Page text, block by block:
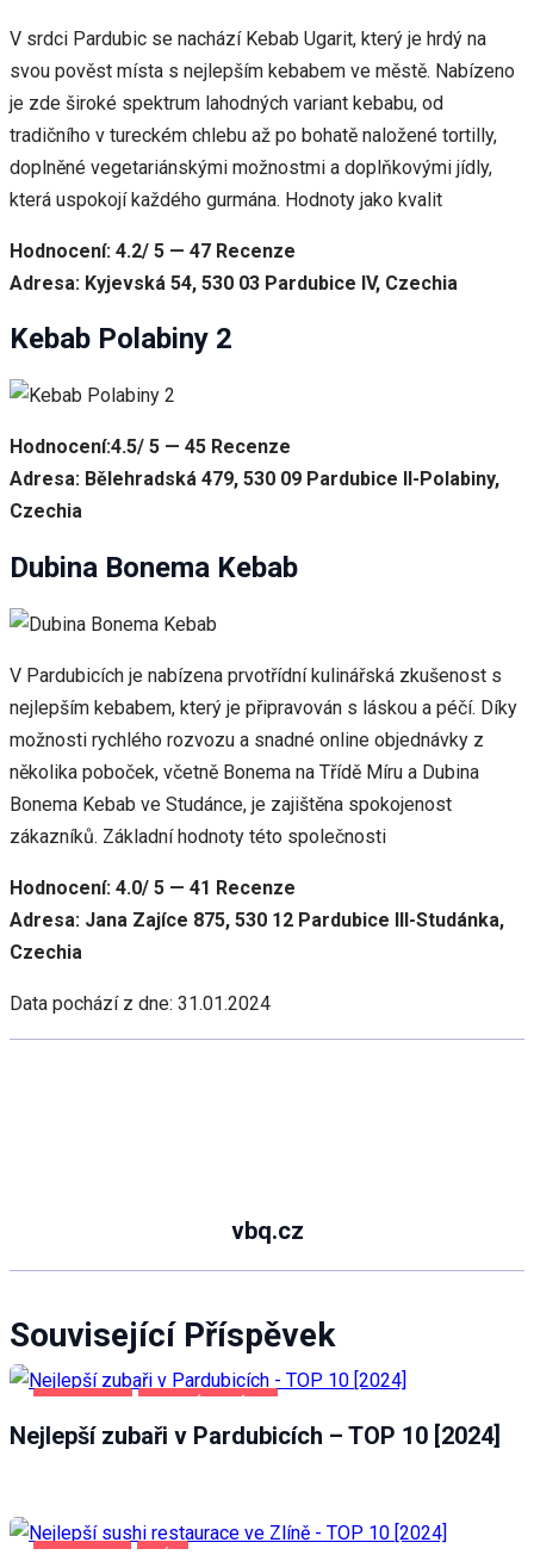
V srdci Pardubic se nachází Kebab Ugarit, který je hrdý na
svou pověst místa s nejlepším kebabem ve městě. Nabízeno
je zde široké spektrum lahodných variant kebabu, od
tradičního v tureckém chlebu až po bohatě naložené tortilly,
doplněné vegetariánskými možnostmi a doplňkovými jídly,
která uspokojí každého gurmána. Hodnoty jako kvalit
Hodnocení: 4.2/ 5 — 47 Recenze
Adresa: Kyjevská 54, 530 03 Pardubice IV, Czechia
Kebab Polabiny 2
Hodnocení:4.5/ 5 — 45 Recenze
Adresa: Bělehradská 479, 530 09 Pardubice II-Polabiny,
Czechia
Dubina Bonema Kebab
V Pardubicích je nabízena prvotřídní kulinářská zkušenost s
nejlepším kebabem, který je připravován s láskou a péčí. Díky
možnosti rychlého rozvozu a snadné online objednávky z
několika poboček, včetně Bonema na Třídě Míru a Dubina
Bonema Kebab ve Studánce, je zajištěna spokojenost
zákazníků. Základní hodnoty této společnosti
Hodnocení: 4.0/ 5 — 41 Recenze
Adresa: Jana Zajíce 875, 530 12 Pardubice III-Studánka,
Czechia
Data pochází z dne: 31.01.2024
vbq.cz
Související Příspěvek
Nejlepší zubaři v Pardubicích – TOP 10 [2024]